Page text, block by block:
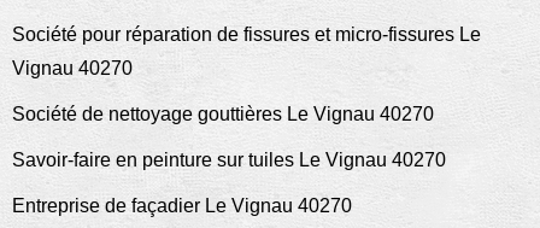
Société pour réparation de fissures et micro-fissures Le
Vignau 40270
Société de nettoyage gouttières Le Vignau 40270
Savoir-faire en peinture sur tuiles Le Vignau 40270
Entreprise de façadier Le Vignau 40270